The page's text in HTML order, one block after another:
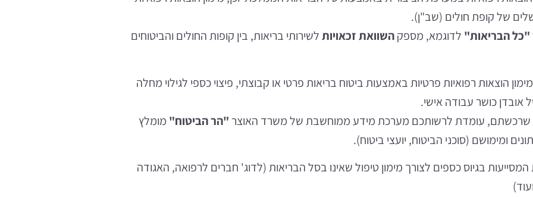
של קופת חולים (שב"ן).
הבריאות" לדוגמא, מספקהשוואת זכאויותלשירותי בריאות, בין קופות החולים והביטוחים
הוצאות רפואיות פרטיות באמצעות ביטוח בריאות פרטי או קבוצתי, פיצוי כספי לגילוי מחלה
אובדן כושר עבודה אישי.
שרכשתם, עומדת לרשותכם מערכת מידע ממוחשבת של משרד האוצר"הר הביטוח" מומלץ
ומימושם (סוכני הביטוח, יועצי ביטוח).
בגיוס כספים לצורך מימון טיפול שאינו בסל הבריאות (לדוג' חברים לרפואה, האגודה